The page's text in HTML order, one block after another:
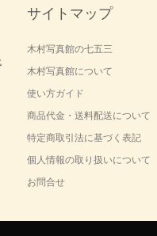
サイトマップ
木村写真館の七五三
木村写真館について
使い方ガイド
商品代金・送料配送について
特定商取引法に基づく表記
個人情報の取り扱いについて
お問合せ